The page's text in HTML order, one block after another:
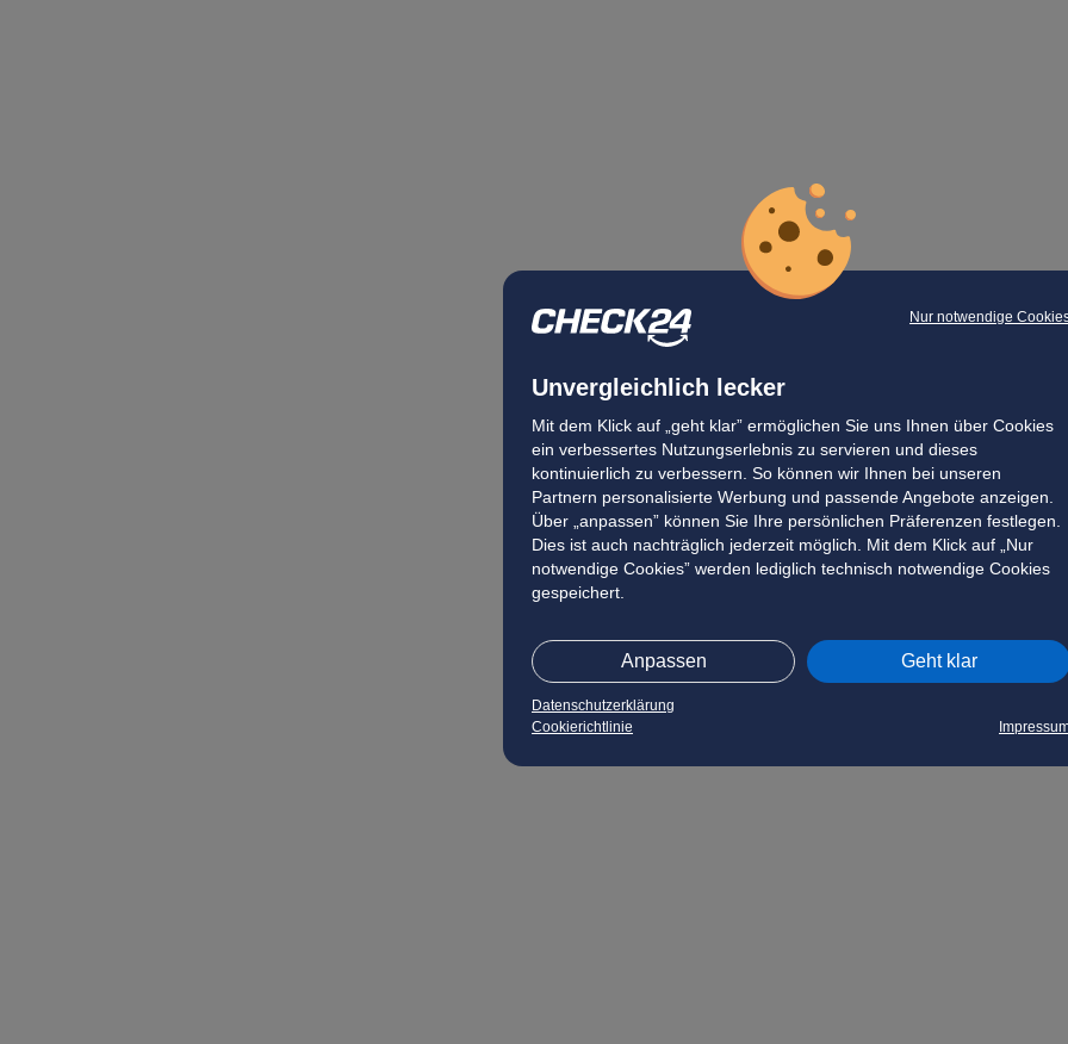
Nur notwendige
Unvergleichlich lecker
Mit dem Klick auf „geht klar” ermöglichen Sie uns Ihnen über Cookies
ein verbessertes Nutzungserlebnis zu servieren und dieses
kontinuierlich zu verbessern. So können wir Ihnen bei unseren
Partnern personalisierte Werbung und passende Angebote anzeigen.
Über „anpassen” können Sie Ihre persönlichen Präferenzen festlegen.
Dies ist auch nachträglich jederzeit möglich. Mit dem Klick auf „Nur
notwendige Cookies” werden lediglich technisch notwendige Cookies
gespeichert.
Anpassen Geht klar
Datenschutzerklärung
Cookierichtlinie